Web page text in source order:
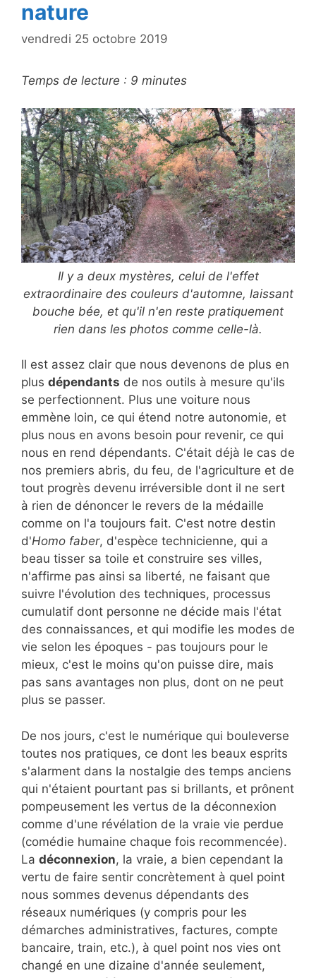
nature
vendredi 25 octobre 2019
Temps de lecture : 9 minutes
Il y a deux mystères, celui de l'effet
extraordinaire des couleurs d'automne, laissant
bouche bée, et qu'il n'en reste pratiquement
rien dans les photos comme celle-là.
Il est assez clair que nous devenons de plus en
plus dépendants de nos outils à mesure qu'ils
se perfectionnent. Plus une voiture nous
emmène loin, ce qui étend notre autonomie, et
plus nous en avons besoin pour revenir, ce qui
nous en rend dépendants. C'était déjà le cas de
nos premiers abris, du feu, de l'agriculture et de
tout progrès devenu irréversible dont il ne sert
à rien de dénoncer le revers de la médaille
comme on l'a toujours fait. C'est notre destin
d'Homo faber, d'espèce technicienne, qui a
beau tisser sa toile et construire ses villes,
n'affirme pas ainsi sa liberté, ne faisant que
suivre l'évolution des techniques, processus
cumulatif dont personne ne décide mais l'état
des connaissances, et qui modifie les modes de
vie selon les époques - pas toujours pour le
mieux, c'est le moins qu'on puisse dire, mais
pas sans avantages non plus, dont on ne peut
plus se passer.
De nos jours, c'est le numérique qui bouleverse
toutes nos pratiques, ce dont les beaux esprits
s'alarment dans la nostalgie des temps anciens
qui n'étaient pourtant pas si brillants, et prônent
pompeusement les vertus de la déconnexion
comme d'une révélation de la vraie vie perdue
(comédie humaine chaque fois recommencée).
La déconnexion, la vraie, a bien cependant la
vertu de faire sentir concrètement à quel point
nous sommes devenus dépendants des
réseaux numériques (y compris pour les
démarches administratives, factures, compte
bancaire, train, etc.), à quel point nos vies ont
changé en une dizaine d'année seulement,